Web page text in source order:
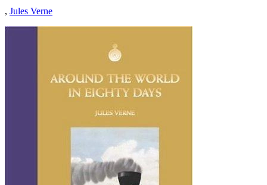
, Jules Verne